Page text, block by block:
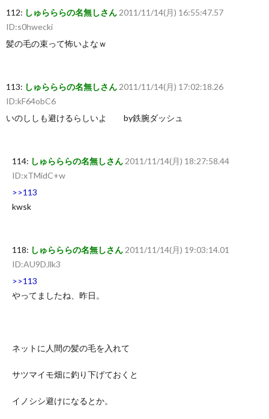
112: しゅらららの名無しさん 2011/11/14(月) 16:55:47.57
ID:s0hwecki
髪の毛の束って怖いよなｗ
113: しゅらららの名無しさん 2011/11/14(月) 17:02:18.26
ID:kF64obC6
いのししも避けるらしいよ by鉄腕ダッシュ
114: しゅらららの名無しさん 2011/11/14(月) 18:27:58.44
ID:xTMidC+w
>>113
kwsk
118: しゅらららの名無しさん 2011/11/14(月) 19:03:14.01
ID:AU9DJlk3
>>113
やってましたね、昨日。
ネットに人間の髪の毛を入れて
サツマイモ畑に釣り下げておくと
イノシシ避けになるとか。